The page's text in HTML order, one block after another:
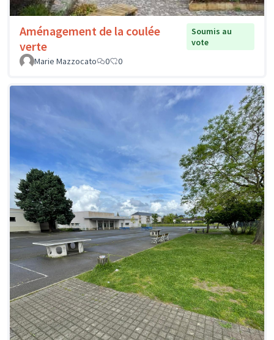
Aménagement de la coulée
verte
Soumis au
vote
Marie Mazzocato
0 0